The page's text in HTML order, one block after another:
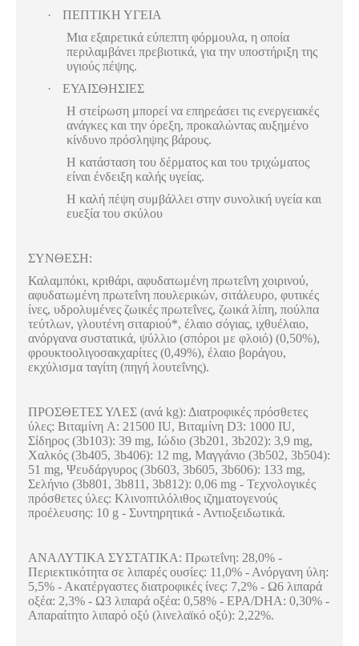
·
ΠΕΠΤΙΚΗ ΥΓΕΙΑ
Μια εξαιρετικά εύπεπτη φόρμουλα, η οποία
περιλαμβάνει πρεβιοτικά, για την υποστήριξη της
υγιούς πέψης.
·
ΕΥΑΙΣΘΗΣΙΕΣ
Η στείρωση μπορεί να επηρεάσει τις ενεργειακές
ανάγκες και την όρεξη, προκαλώντας αυξημένο
κίνδυνο πρόσληψης βάρους.
Η κατάσταση του δέρματος και του τριχώματος
είναι ένδειξη καλής υγείας.
Η καλή πέψη συμβάλλει στην συνολική υγεία και
ευεξία του σκύλου
ΣΥΝΘΕΣΗ:
Καλαμπόκι, κριθάρι, αφυδατωμένη πρωτεΐνη χοιρινού,
αφυδατωμένη πρωτεΐνη πουλερικών, σιτάλευρο, φυτικές
ίνες, υδρολυμένες ζωικές πρωτεΐνες, ζωικά λίπη, πούλπα
τεύτλων, γλουτένη σιταριού*, έλαιο σόγιας, ιχθυέλαιο,
ανόργανα συστατικά, ψύλλιο (σπόροι με φλοιό) (0,50%),
φρουκτοολιγοσακχαρίτες (0,49%), έλαιο βοράγου,
εκχύλισμα ταγίτη (πηγή λουτεΐνης).
ΠΡΟΣΘΕΤΕΣ ΥΛΕΣ (ανά kg): Διατροφικές πρόσθετες
ύλες: Βιταμίνη A: 21500 IU, Βιταμίνη D3: 1000 IU,
Σίδηρος (3b103): 39 mg, Ιώδιο (3b201, 3b202): 3,9 mg,
Χαλκός (3b405, 3b406): 12 mg, Μαγγάνιο (3b502, 3b504):
51 mg, Ψευδάργυρος (3b603, 3b605, 3b606): 133 mg,
Σελήνιο (3b801, 3b811, 3b812): 0,06 mg - Τεχνολογικές
πρόσθετες ύλες: Κλινοπτιλόλιθος ιζηματογενούς
προέλευσης: 10 g - Συντηρητικά - Αντιοξειδωτικά.
ΑΝΑΛΥΤΙΚΑ ΣΥΣΤΑΤΙΚΑ: Πρωτεΐνη: 28,0% -
Περιεκτικότητα σε λιπαρές ουσίες: 11,0% - Ανόργανη ύλη:
5,5% - Ακατέργαστες διατροφικές ίνες: 7,2% - Ω6 λιπαρά
οξέα: 2,3% - Ω3 λιπαρά οξέα: 0,58% - EPA/DHA: 0,30% -
Απαραίτητο λιπαρό οξύ (λινελαϊκό οξύ): 2,22%.